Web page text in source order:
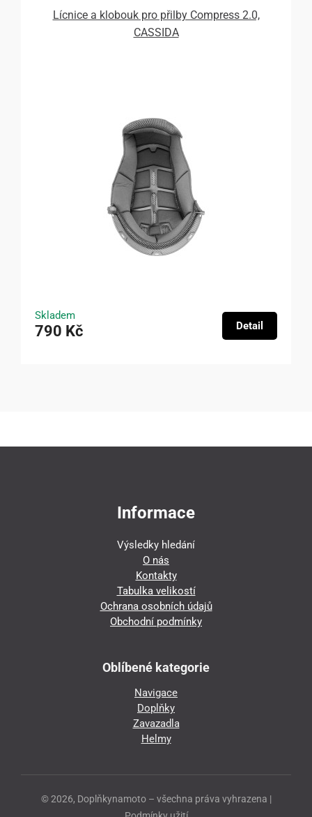
Lícnice a klobouk pro přilby Compress 2.0,
CASSIDA
Skladem
790 Kč Detail
Informace
Výsledky hledání
O nás
Kontakty
Tabulka velikostí
Ochrana osobních údajů
Obchodní podmínky
Oblíbené kategorie
Navigace
Doplňky
Zavazadla
Helmy
© 2026, Doplňkynamoto – všechna práva vyhrazena |